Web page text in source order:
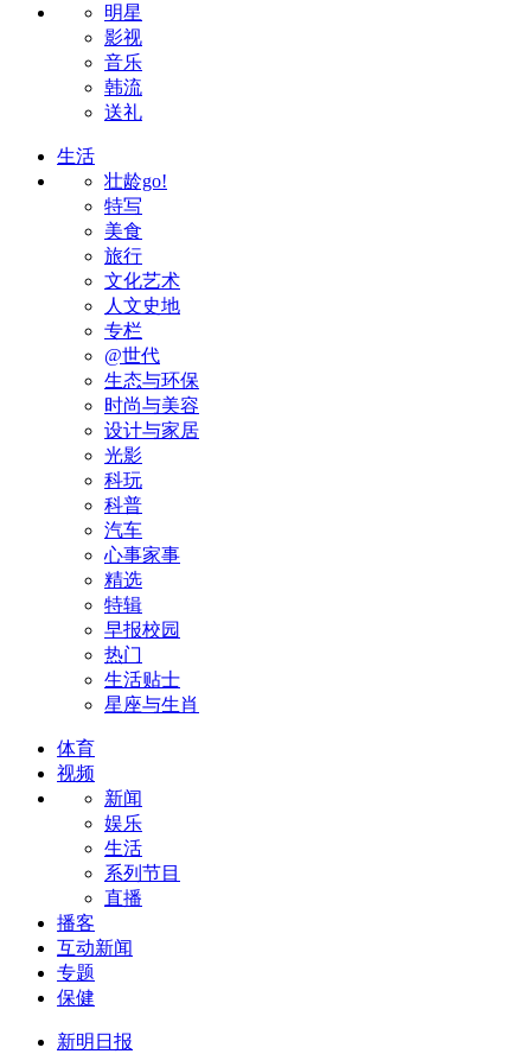
明星
影视
音乐
韩流
送礼
生活
壮龄go!
特写
美食
旅行
文化艺术
人文史地
专栏
@世代
生态与环保
时尚与美容
设计与家居
光影
科玩
科普
汽车
心事家事
精选
特辑
早报校园
热门
生活贴士
星座与生肖
体育
视频
新闻
娱乐
生活
系列节目
直播
播客
互动新闻
专题
保健
新明日报